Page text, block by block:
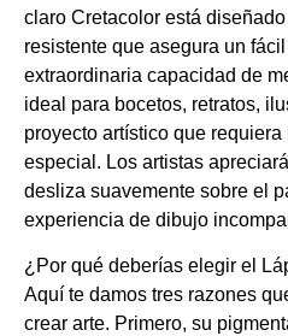
claro Cretacolor está
resistente que asegura un
extraordinaria capacidad de
ideal para bocetos, retratos,
proyecto artístico que requiera
especial. Los artistas
desliza suavemente sobre el
experiencia de dibujo
¿Por qué deberías elegir el
Aquí te damos tres razones
crear arte. Primero, su